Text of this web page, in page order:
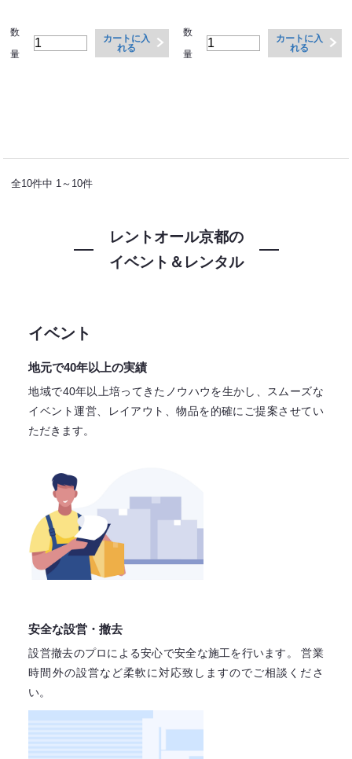
数
量
カートに入
れる
数
量
カートに入
れる
全10件中 1～10件
レントオール京都の
イベント＆レンタル
イベント
地元で40年以上の実績
地域で40年以上培ってきたノウハウを生かし、スムーズな
イベント運営、レイアウト、物品を的確にご提案させてい
ただきます。
安全な設営・撤去
設営撤去のプロによる安心で安全な施工を行います。
営業
時間外の設営など柔軟に対応致しますのでご相談くださ
い。